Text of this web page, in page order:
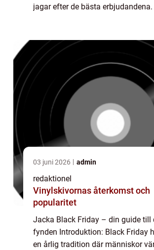
jagar efter de bästa erbjudandena.
03 juni 2026 admin
redaktionel
Vinylskivornas återkomst och
popularitet
Jacka Black Friday – din guide till
fynden Introduktion: Black Friday
en årlig tradition där människor